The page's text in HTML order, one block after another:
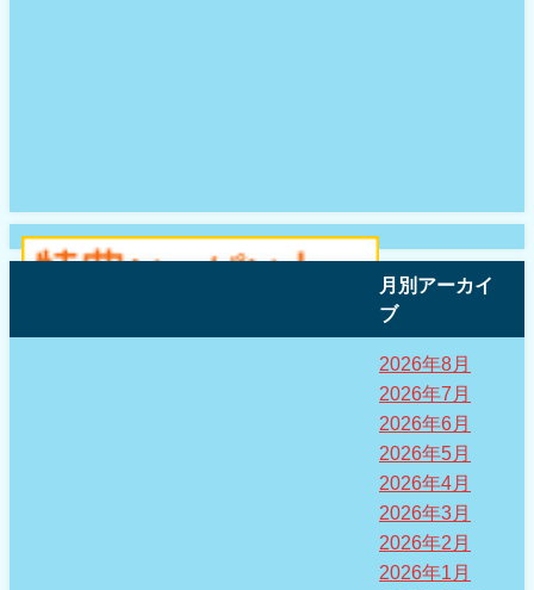
月別アーカイ
ブ
2026年8月
2026年7月
2026年6月
2026年5月
2026年4月
2026年3月
2026年2月
2026年1月